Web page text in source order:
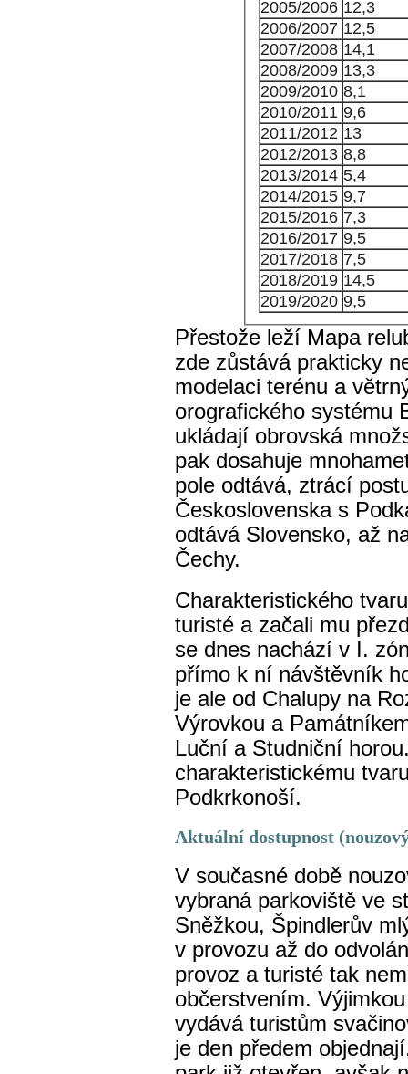
2005/2006 12,3
2006/2007 12,5
2007/2008 14,1
2008/2009 13,3
2009/2010 8,1
2010/2011 9,6
2011/2012 13
2012/2013 8,8
2013/2014 5,4
2014/2015 9,7
2015/2016 7,3
2016/2017 9,5
2017/2018 7,5
2018/2019 14,5
2019/2020 9,5
Přestože leží Mapa
zde zůstává prakticky
modelaci terénu a
orografického systému
ukládají obrovská
pak dosahuje
pole odtává, ztrácí
Československa s
odtává Slovensko, až
Čechy.
Charakteristického
turisté a začali mu
se dnes nachází v I.
přímo k ní návštěvník
je ale od Chalupy na
Výrovkou a
Luční a Studniční
charakteristickému
Podkrkonoší.
Aktuální dostupnost
V současné době
vybraná parkoviště ve
Sněžkou, Špindlerův
v provozu až do
provoz a turisté tak
občerstvením.
vydává turistům
je den předem